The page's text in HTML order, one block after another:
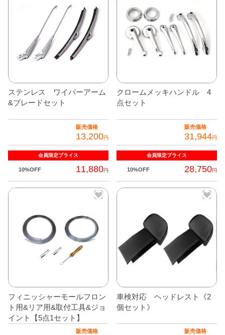
サスペンション・ブレーキ
タイヤ・ホイール
＋
レーシングパーツ
メンテナンス・工具ツール
在庫処分品
＋
グッズ
＋
CABANA(カバナ)
お得なセット商品
デルタ秘蔵のレーシングコレクション
パーツ種別から選ぶ
＋
レアパーツ/在庫限り
中古パーツ/在庫限り
便利アイテム
ステンレス ワイパーアーム
&ブレードセット
販売価格
13,200円
会員限定プライス
10%OFF 11,880円
クロームメッキハンドル 4
点セット
販売価格
31,944円
会員限定プライス
10%OFF 28,750円
フィニッシャーモールフロン
ト用&リア用&取付工具&ジョ
イント【5点1セット】
販売価格
車検対応 ヘッドレスト《2
個セット》
販売価格